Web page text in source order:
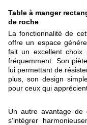
Table à manger
de roche
La fonctionnalité de
offre un espace
fait un excellent choix
fréquemment. Son
lui permettant de
plus, son design
pour ceux qui
Un autre avantage
s'intégrer